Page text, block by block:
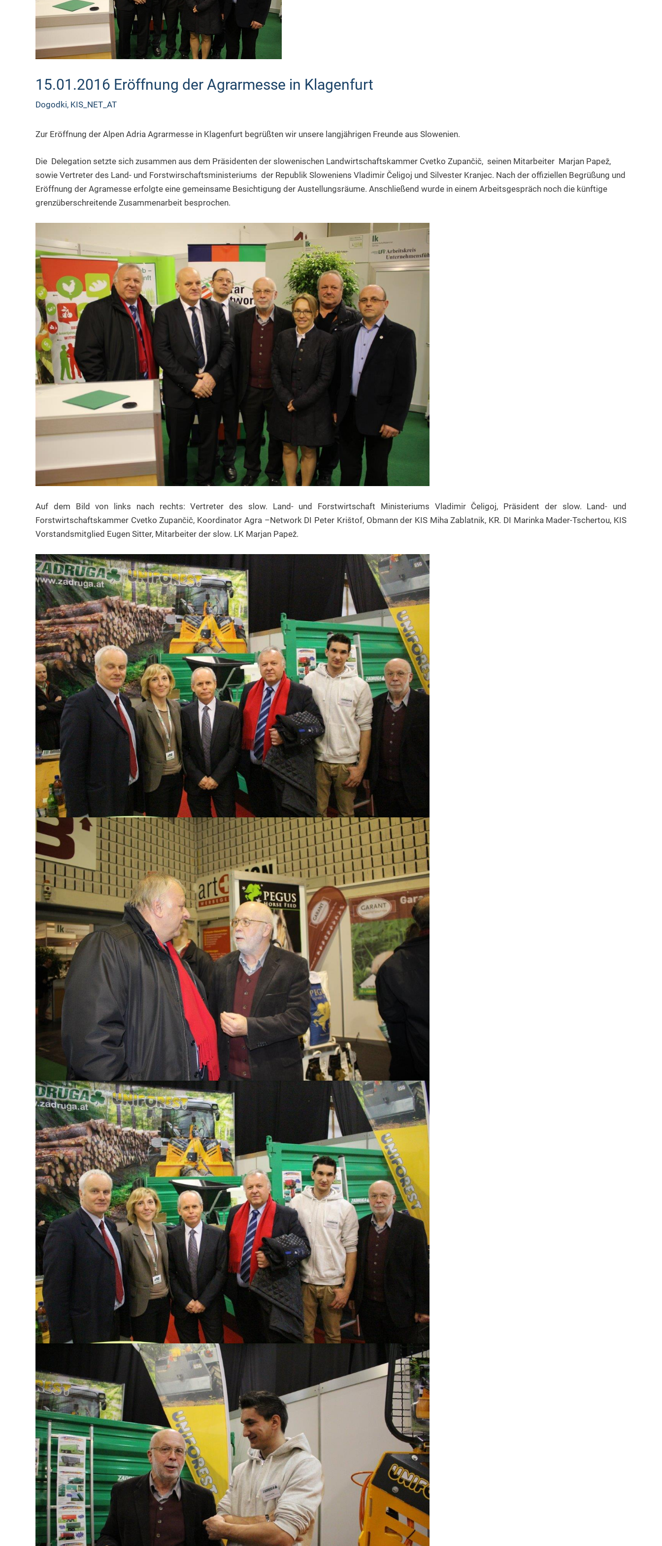
15.01.2016 Eröffnung der Agrarmesse in Klagenfurt
Dogodki, KIS_NET_AT
Zur Eröffnung der Alpen Adria Agrarmesse in Klagenfurt begrüßten wir unsere langjährigen Freunde aus Slowenien.
Die Delegation setzte sich zusammen aus dem Präsidenten der slowenischen Landwirtschaftskammer Cvetko Zupančič, seinen Mitarbeiter Marjan Papež,
sowie Vertreter des Land- und Forstwirschaftsministeriums der Republik Sloweniens Vladimir Čeligoj und Silvester Kranjec. Nach der offiziellen Begrüßung und
Eröffnung der Agramesse erfolgte eine gemeinsame Besichtigung der Austellungsräume. Anschließend wurde in einem Arbeitsgespräch noch die künftige
grenzüberschreitende Zusammenarbeit besprochen.
Auf dem Bild von links nach rechts: Vertreter des slow. Land- und Forstwirtschaft Ministeriums Vladimir Čeligoj, Präsident der slow. Land- und
Forstwirtschaftskammer Cvetko Zupančič, Koordinator Agra –Network DI Peter Krištof, Obmann der KIS Miha Zablatnik, KR. DI Marinka Mader-Tschertou, KIS
Vorstandsmitglied Eugen Sitter, Mitarbeiter der slow. LK Marjan Papež.